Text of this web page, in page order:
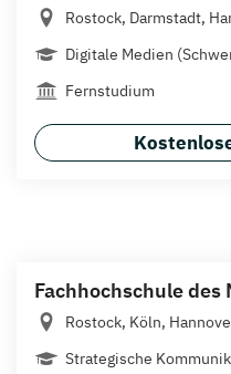
Rostock, Darmstadt,
Digitale Medien
Fernstudium
Fachhochschule
Rostock, Köln,
Strategische